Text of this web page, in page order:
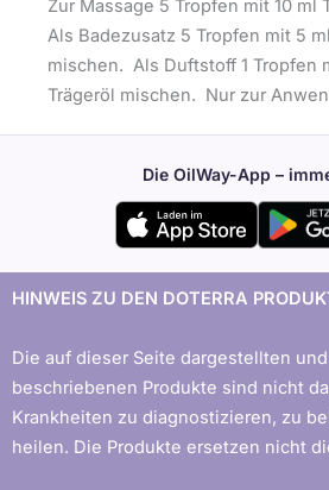
Zur Massage 5 Tropfen mit 10 ml
Als Badezusatz 5 Tropfen mit 5
mischen. Als Duftstoff 1 Tropfen
Trägeröl mischen. Nur zur
Die OilWay-App –
HINWEIS ZU DEN DOTERRA
Die auf dieser Seite dargestellten und
beschriebenen Produkte sind nicht
Krankheiten zu diagnostizieren, zu
heilen. Die Produkte ersetzen nicht